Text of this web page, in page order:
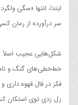
ابتدا، انتها «سگی
سر درآورده از رمان
شکل‌هایی عجیب
خط‌خطی‌های گنگ و
فکر در فال قهوه داری و
زل زدی توی استکان